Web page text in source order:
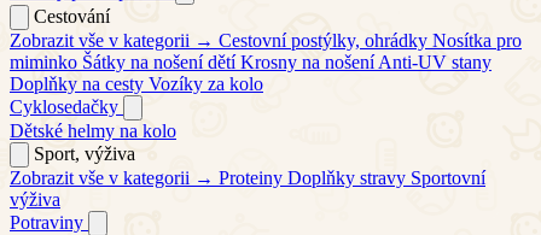
Cestování
Zobrazit vše v kategorii → Cestovní postýlky, ohrádky Nosítka pro
miminko Šátky na nošení dětí Krosny na nošení Anti-UV stany
Doplňky na cesty Vozíky za kolo
Cyklosedačky
Dětské helmy na kolo
Sport, výživa
Zobrazit vše v kategorii → Proteiny Doplňky stravy Sportovní
výživa
Potraviny